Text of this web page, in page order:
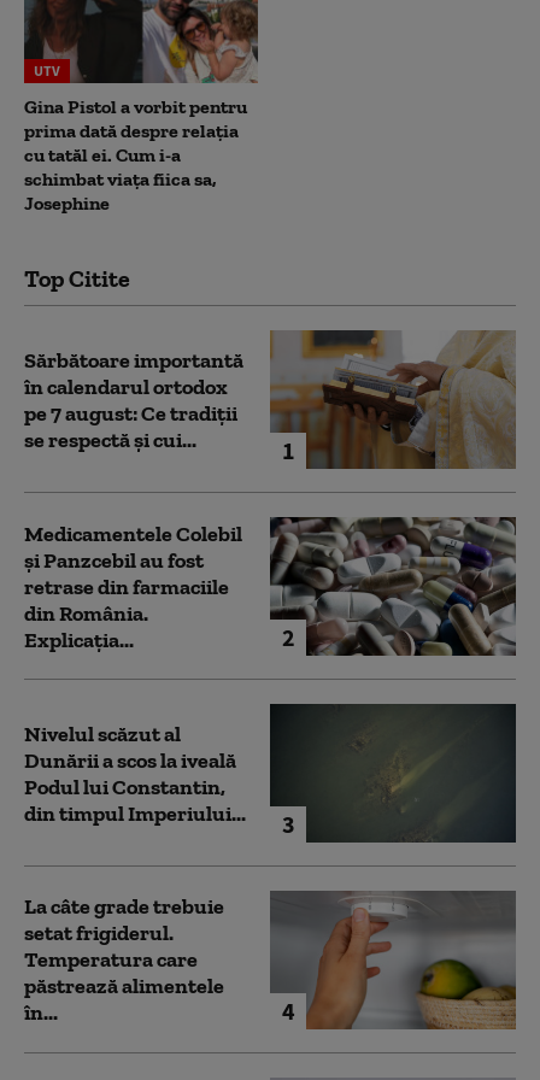
UTV
Gina Pistol a vorbit pentru
prima dată despre relația
cu tatăl ei. Cum i-a
schimbat viața fiica sa,
Josephine
Top Citite
1
Sărbătoare importantă
în calendarul ortodox
pe 7 august: Ce tradiții
se respectă și cui...
2
Medicamentele Colebil
și Panzcebil au fost
retrase din farmaciile
din România.
Explicația...
3
Nivelul scăzut al
Dunării a scos la iveală
Podul lui Constantin,
din timpul Imperiului...
4
La câte grade trebuie
setat frigiderul.
Temperatura care
păstrează alimentele
în...